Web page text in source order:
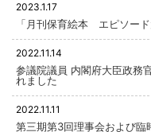
「月刊保育絵本 エピソー
2023.1.17
参議院議員 内閣府大臣政務
れました
2022.11.14
第三期第3回理事会および臨
2022.11.11